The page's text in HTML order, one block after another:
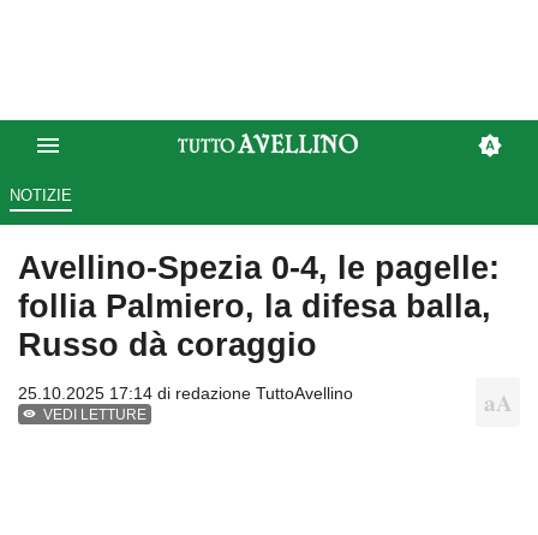
NOTIZIE
Avellino-Spezia 0-4, le pagelle:
follia Palmiero, la difesa balla,
Russo dà coraggio
25.10.2025 17:14 di redazione TuttoAvellino
VEDI LETTURE